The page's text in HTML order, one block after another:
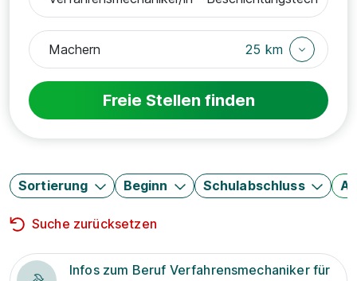
25 km
Freie Stellen finden
Sortierung Beginn Schulabschluss
Suche zurücksetzen
Infos zum Beruf Verfahrensmechaniker für